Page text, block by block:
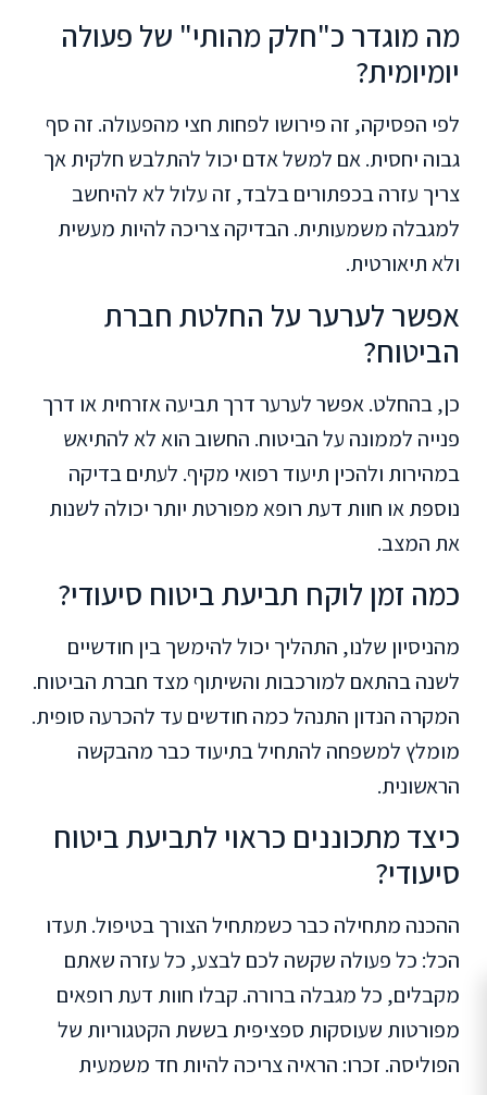
מה מוגדר כ"חלק מהותי" של פעולה
יומיומית?
לפי הפסיקה, זה פירושו לפחות חצי מהפעולה. זה סף
גבוה יחסית. אם למשל אדם יכול להתלבש חלקית אך
צריך עזרה בכפתורים בלבד, זה עלול לא להיחשב
למגבלה משמעותית. הבדיקה צריכה להיות מעשית
ולא תיאורטית.
אפשר לערער על החלטת חברת
הביטוח?
כן, בהחלט. אפשר לערער דרך תביעה אזרחית או דרך
פנייה לממונה על הביטוח. החשוב הוא לא להתיאש
במהירות ולהכין תיעוד רפואי מקיף. לעתים בדיקה
נוספת או חוות דעת רופא מפורטת יותר יכולה לשנות
את המצב.
כמה זמן לוקח תביעת ביטוח סיעודי?
מהניסיון שלנו, התהליך יכול להימשך בין חודשיים
לשנה בהתאם למורכבות והשיתוף מצד חברת הביטוח.
המקרה הנדון התנהל כמה חודשים עד להכרעה סופית.
מומלץ למשפחה להתחיל בתיעוד כבר מהבקשה
הראשונית.
כיצד מתכוננים כראוי לתביעת ביטוח
סיעודי?
ההכנה מתחילה כבר כשמתחיל הצורך בטיפול. תעדו
הכל: כל פעולה שקשה לכם לבצע, כל עזרה שאתם
מקבלים, כל מגבלה ברורה. קבלו חוות דעת רופאים
מפורטות שעוסקות ספציפית בששת הקטגוריות של
הפוליסה. זכרו: הראיה צריכה להיות חד משמעית